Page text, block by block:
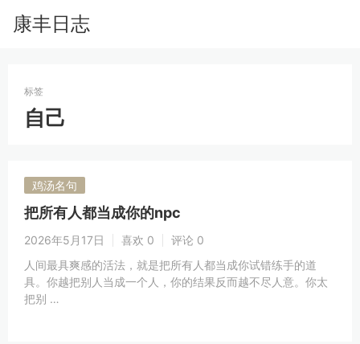
康丰日志
标签
自己
鸡汤名句
把所有人都当成你的npc
2026年5月17日 喜欢 0
评论 0
人间最具爽感的活法，就是把所有人都当成你试错练手的道
具。你越把别人当成一个人，你的结果反而越不尽人意。你太
把别 …